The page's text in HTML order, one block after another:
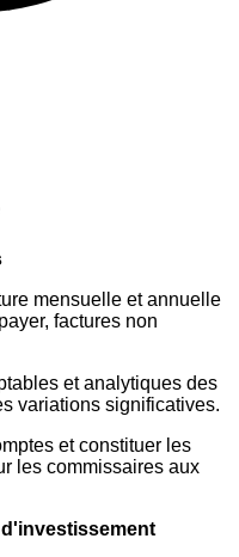
mensuelle et annuelle
factures non
et analytiques des
variations significatives.
et constituer les
les commissaires aux